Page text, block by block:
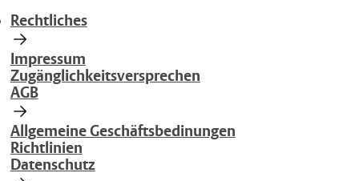
Rechtliches
Impressum
Zugänglichkeitsversprechen
AGB
Allgemeine Geschäftsbedinungen
Richtlinien
Datenschutz